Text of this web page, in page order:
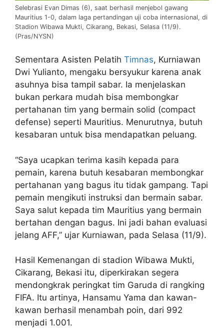
Selebrasi Evan Dimas (6), saat berhasil menjebol gawang
Mauritius 1-0, dalam laga pertandingan uji coba internasional, di
Stadion Wibawa Mukti, Cikarang, Bekasi, Selasa (11/9).
(Pras/NYSN)
Sementara Asisten Pelatih Timnas, Kurniawan
Dwi Yulianto, mengaku bersyukur karena anak
asuhnya bisa tampil sabar. Ia menjelaskan
bukan perkara mudah bisa membongkar
pertahanan tim yang bermain solid (compact
defense) seperti Mauritius. Menurutnya, butuh
kesabaran untuk bisa mendapatkan peluang.
“Saya ucapkan terima kasih kepada para
pemain, karena butuh kesabaran membongkar
pertahanan yang bagus itu tidak gampang. Tapi
pemain mengikuti instruksi dan bermain sabar.
Saya salut kepada tim Mauritius yang bermain
bertahan dengan bagus. Ini jadi bahan evaluasi
jelang AFF,” ujar Kurniawan, pada Selasa (11/9).
Hasil Kemenangan di stadion Wibawa Mukti,
Cikarang, Bekasi itu, diperkirakan segera
mendongkrak peringkat tim Garuda di rangking
FIFA. Itu artinya, Hansamu Yama dan kawan-
kawan berhasil menambah poin, dari 992
menjadi 1.001.